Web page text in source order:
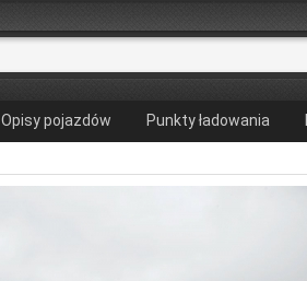
Opisy pojazdów Punkty ładowania